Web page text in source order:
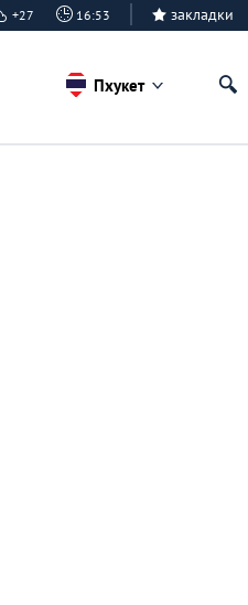
+27 16:53 закладки
Пхукет